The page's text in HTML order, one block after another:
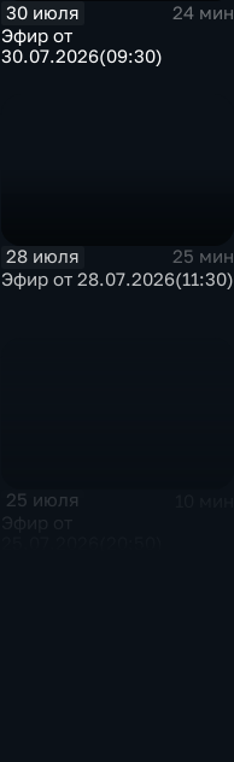
30 июля
24 мин
Эфир от
30.07.2026(09:30)
28 июля
25 мин
Эфир от 28.07.2026(11:30)
25 июля